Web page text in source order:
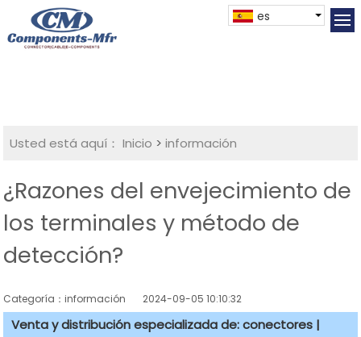
es
Usted está aquí： Inicio >información
¿Razones del envejecimiento de
los terminales y método de
detección?
Categoría：información 2024-09-05 10:10:32
Venta y distribución especializada de: conectores |